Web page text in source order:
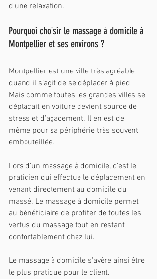
d'une relaxation.
Pourquoi choisir le massage à domicile à
Montpellier et ses environs ?
Montpellier est une ville très agréable
quand il s’agit de se déplacer à pied.
Mais comme toutes les grandes villes se
déplaçait en voiture devient source de
stress et d’agacement. Il en est de
même pour sa périphérie très souvent
embouteillée.
Lors d'un massage à domicile, c'est le
praticien qui effectue le déplacement en
venant directement au domicile du
massé. Le massage à domicile permet
au bénéficiaire de profiter de toutes les
vertus du massage tout en restant
confortablement chez lui.
Le massage à domicile s'avère ainsi être
le plus pratique pour le client.